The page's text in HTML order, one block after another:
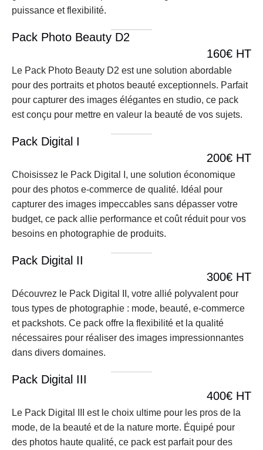
puissance et flexibilité.
Pack Photo Beauty D2
160€ HT
Le Pack Photo Beauty D2 est une solution abordable
pour des portraits et photos beauté exceptionnels. Parfait
pour capturer des images élégantes en studio, ce pack
est conçu pour mettre en valeur la beauté de vos sujets.
Pack Digital I
200€ HT
Choisissez le Pack Digital I, une solution économique
pour des photos e-commerce de qualité. Idéal pour
capturer des images impeccables sans dépasser votre
budget, ce pack allie performance et coût réduit pour vos
besoins en photographie de produits.
Pack Digital II
300€ HT
Découvrez le Pack Digital II, votre allié polyvalent pour
tous types de photographie : mode, beauté, e-commerce
et packshots. Ce pack offre la flexibilité et la qualité
nécessaires pour réaliser des images impressionnantes
dans divers domaines.
Pack Digital III
400€ HT
Le Pack Digital III est le choix ultime pour les pros de la
mode, de la beauté et de la nature morte. Équipé pour
des photos haute qualité, ce pack est parfait pour des